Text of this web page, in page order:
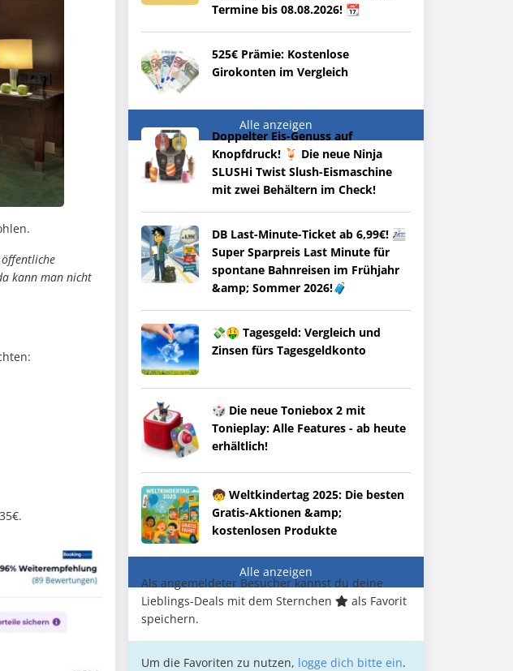
kann man nicht
Termine bis 08.08.2026! 📆
525€ Prämie: Kostenlose
Girokonten im Vergleich
Alle anzeigen
Doppelter Eis-Genuss auf
Knopfdruck! 🍹 Die neue Ninja
SLUSHi Twist Slush-Eismaschine
mit zwei Behältern im Check!
DB Last-Minute-Ticket ab 6,99€! 🚈
Super Sparpreis Last Minute für
spontane Bahnreisen im Frühjahr
&amp; Sommer 2026!🧳
💸🤑 Tagesgeld: Vergleich und
Zinsen fürs Tagesgeldkonto
🎲 Die neue Toniebox 2 mit
Tonieplay: Alle Features - ab heute
erhältlich!
🧒 Weltkindertag 2025: Die besten
Gratis-Aktionen &amp;
kostenlosen Produkte
Alle anzeigen
Als angemeldeter Besucher kannst du deine
Lieblings-Deals mit dem Sternchen
als Favorit
speichern.
Um die Favoriten zu nutzen, logge dich bitte ein.